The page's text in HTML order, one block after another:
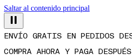
Saltar al contenido principal
COMPRA AHORA Y PAGA
ENTREGA EN 3–5 DÍAS